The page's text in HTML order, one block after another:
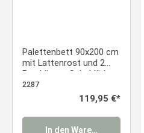
Palettenbett 90x200 cm
mit Lattenrost und 2
Bettkästen Schubläden
Massivholzbett
Palettenmöbel Bett
2287
Regulärer Preis:
119,95 €*
In den Warenkorb